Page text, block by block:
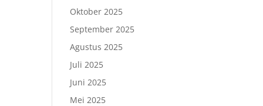
Oktober 2025
September 2025
Agustus 2025
Juli 2025
Juni 2025
Mei 2025